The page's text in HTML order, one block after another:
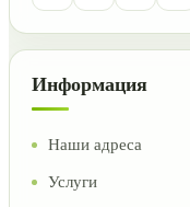
Информация
Наши адреса
Услуги